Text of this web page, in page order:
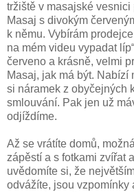
tržiště v masajské
Masaj s divokým
k němu. Vybírám
na mém videu vypadat
červeno a krásně, velmi
Masaj, jak má být. Nabízí
si náramek z obyčejných
smlouvání. Pak jen už
odjíždíme.
Až se vrátíte domů,
zápěstí a s fotkami zvířat
uvědomíte si, že
odvážíte, jsou vzpomínky